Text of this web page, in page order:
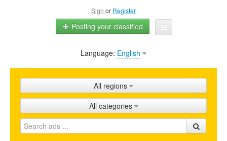
Sign or Register
Posting your classified
Home
Shops
Promotion
FAQ
Language: English
All regions
All categories